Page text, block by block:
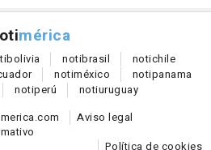
mérica
bolivia notibrasil notichile
notiméxico notipanama
notiperú notiuruguay
Aviso legal
Política de cookies